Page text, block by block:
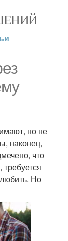
но не
наконец,
что
Но